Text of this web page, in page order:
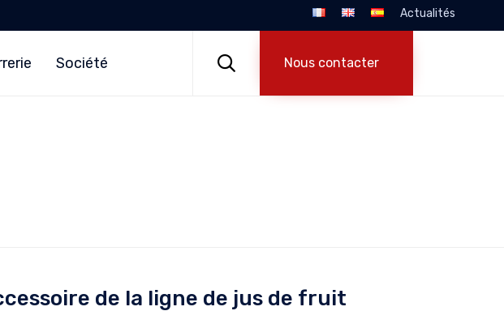
Actualités
Société  Nous contacter
de la ligne de jus de fruit